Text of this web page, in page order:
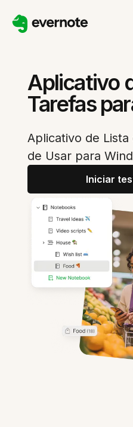
Aplicativo
Tarefas
Aplicativo de Lista
de Usar para
Iniciar